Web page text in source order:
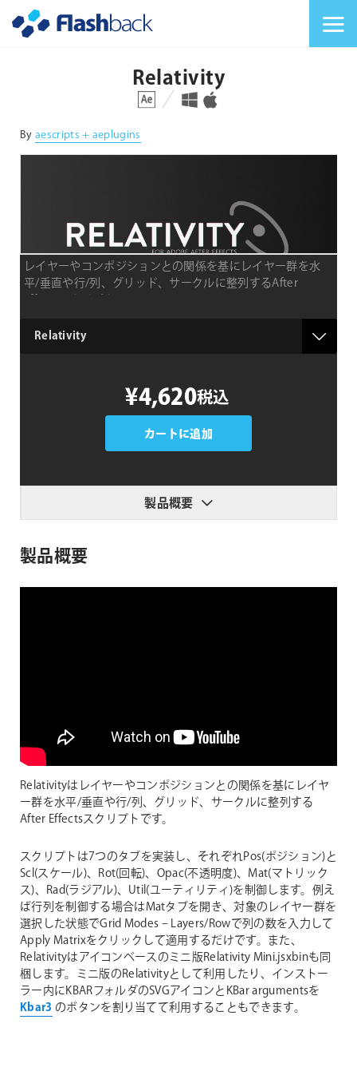
Relativity
対応プラットフォーム 対応OS
By aescripts + aeplugins
レイヤーやコンポジションとの関係を基にレイヤー群を水
平/垂直や行/列、グリッド、サークルに整列するAfter
type
¥4,620税込
カートに追加
製品概要
製品概要
Relativityはレイヤーやコンポジションとの関係を基にレイヤ
ー群を水平/垂直や行/列、グリッド、サークルに整列する
After Effectsスクリプトです。
スクリプトは7つのタブを実装し、それぞれPos(ポジション)と
Scl(スケール)、Rot(回転)、Opac(不透明度)、Mat(マトリック
ス)、Rad(ラジアル)、Util(ユーティリティ)を制御します。例え
ば行列を制御する場合はMatタブを開き、対象のレイヤー群を
選択した状態でGrid Modes – Layers/Rowで列の数を入力して
Apply Matrixをクリックして適用するだけです。また、
Relativityはアイコンベースのミニ版Relativity Mini.jsxbinも同
梱します。ミニ版のRelativityとして利用したり、インストー
ラー内にKBARフォルダのSVGアイコンとKBar argumentsを
Kbar3 のボタンを割り当てて利用することもできます。